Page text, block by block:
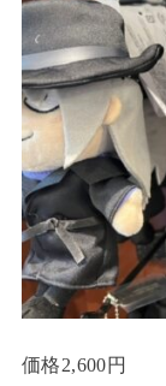
価格2,600円